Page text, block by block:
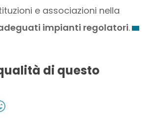
e associazioni nella
impianti regolatori.
di questo